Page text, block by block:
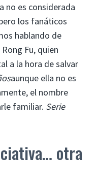
no es considerada
los fanáticos
hablando de
Fu, quien
a la hora de salvar
aunque ella no es
el nombre
familiar. Serie
otra